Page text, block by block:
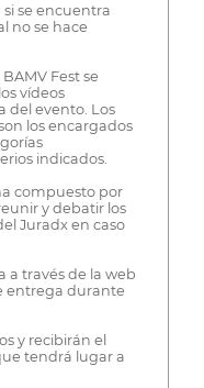
se encuentra
no se hace
Fest se
vídeos
del evento. Los
los encargados
indicados.
compuesto por
y debatir los
Juradx en caso
a través de la web
entrega durante
y recibirán el
tendrá lugar a